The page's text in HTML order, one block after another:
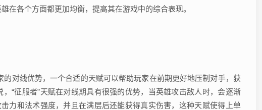
在各个方面都更加均衡，提高其在游戏中的综合表现。
对线优势，一个合适的天赋可以帮助玩家在前期更好地压制对手，获
“征服者”天赋在对线期具有很强的优势，当英雄攻击敌人时，会逐渐
力和法术强度，并且在满层后还能获得真实伤害，这种天赋使得上单